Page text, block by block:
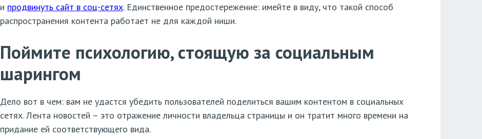
и продвинуть сайт в соц-сетях. Единственное предостережение: имейте в виду, что такой способ
распространения контента работает не для каждой ниши.
Поймите психологию, стоящую за социальным
шарингом
Дело вот в чем: вам не удастся убедить пользователей поделиться вашим контентом в социальных
сетях. Лента новостей – это отражение личности владельца страницы и он тратит много времени на
придание ей соответствующего вида.